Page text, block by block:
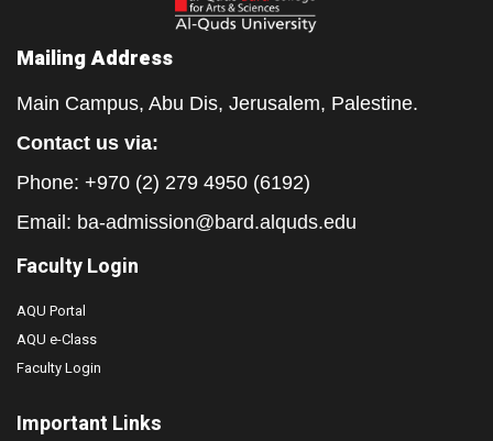
Mailing Address
Main Campus, Abu Dis, Jerusalem, Palestine.
Contact us via:
Phone: +970 (2) 279 4950 (6192)
Email: ba-admission@bard.alquds.edu
Faculty Login
AQU Portal
AQU e-Class
Faculty Login
Important Links